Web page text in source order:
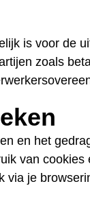
is voor de
zoals
en het
van cookies
via je